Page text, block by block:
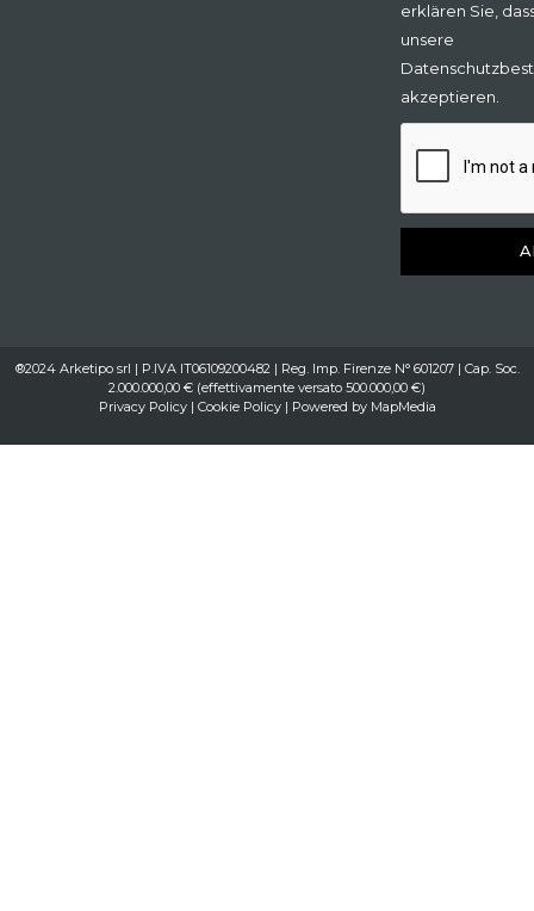
erklären Sie,
unsere
akzeptieren.
®2024 Arketipo srl | P.IVA IT06109200482 | Reg. Imp. Firenze N° 601207 | Cap. Soc.
2.000.000,00 € (effettivamente versato 500.000,00 €)
Privacy Policy| Cookie Policy| Powered by MapMedia